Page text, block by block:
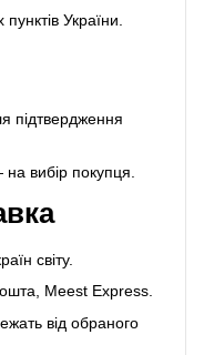
України.
підтвердження
вибір покупця.
світу.
Meest Express.
від обраного